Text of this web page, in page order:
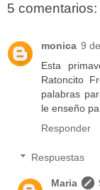
5 comentarios:
monica 9
Esta
Ratoncito
palabras
le enseño
Responder
Respuestas
Maria